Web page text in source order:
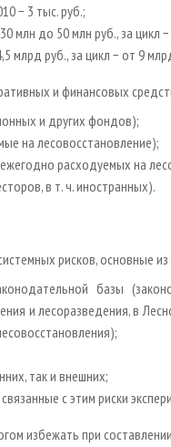
− 3 тыс. руб.;
млн до 50 млн руб., за цикл
руб., за цикл − от 9
и финансовых
и других фондов);
на лесовос­становление);
расходуемых на
в т. ч. иностранных).
рисков, основные
базы
и лесоразведения, в
так и внешних;
с этим риски
избежать при